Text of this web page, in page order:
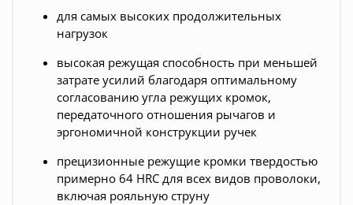
для самых высоких продолжительных
нагрузок
высокая режущая способность при меньшей
затрате усилий благодаря оптимальному
согласованию угла режущих кромок,
передаточного отношения рычагов и
эргономичной конструкции ручек
прецизионные режущие кромки твердостью
примерно 64 HRC для всех видов проволоки,
включая рояльную струну